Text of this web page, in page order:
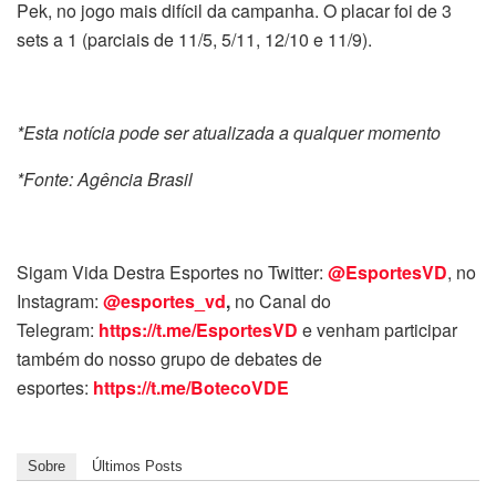
Pek, no jogo mais difícil da campanha. O placar foi de 3
sets a 1 (parciais de 11/5, 5/11, 12/10 e 11/9).
*Esta notícia pode ser atualizada a qualquer momento
*Fonte: Agência Brasil
Sigam Vida Destra Esportes no Twitter: @EsportesVD, no
Instagram: @esportes_vd, no Canal do
Telegram: https://t.me/EsportesVD e venham participar
também do nosso grupo de debates de
esportes: https://t.me/BotecoVDE
Sobre Últimos Posts